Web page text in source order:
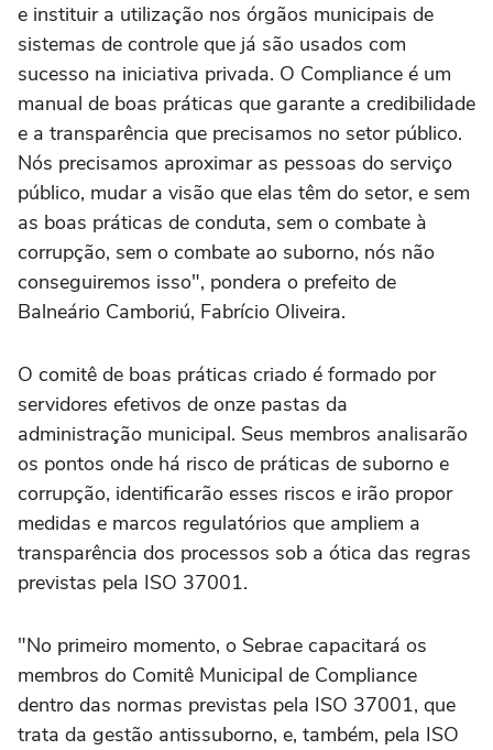
e instituir a utilização nos órgãos municipais de
sistemas de controle que já são usados com
sucesso na iniciativa privada. O Compliance é um
manual de boas práticas que garante a credibilidade
e a transparência que precisamos no setor público.
Nós precisamos aproximar as pessoas do serviço
público, mudar a visão que elas têm do setor, e sem
as boas práticas de conduta, sem o combate à
corrupção, sem o combate ao suborno, nós não
conseguiremos isso", pondera o prefeito de
Balneário Camboriú, Fabrício Oliveira.
O comitê de boas práticas criado é formado por
servidores efetivos de onze pastas da
administração municipal. Seus membros analisarão
os pontos onde há risco de práticas de suborno e
corrupção, identificarão esses riscos e irão propor
medidas e marcos regulatórios que ampliem a
transparência dos processos sob a ótica das regras
previstas pela ISO 37001.
"No primeiro momento, o Sebrae capacitará os
membros do Comitê Municipal de Compliance
dentro das normas previstas pela ISO 37001, que
trata da gestão antissuborno, e, também, pela ISO